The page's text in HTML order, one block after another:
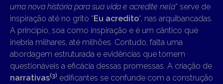
uma nova história para sua vida e acredite nela” serve de
inspiração até no grito “Eu acredito“, nas arquibancadas.
A princípio, soa como inspiração e é um cântico que
inebria milhares, até milhões. Contudo, falta uma
abordagem estruturada e evidências que tornem
questionáveis a eficácia dessas promessas. A criação de
narrativas(3) edificantes se confunde com a construção